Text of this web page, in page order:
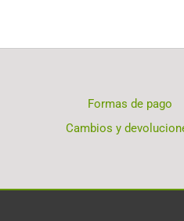
Formas de pago
Cambios y